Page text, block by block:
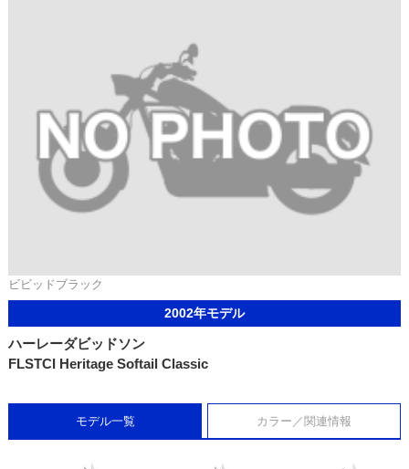
ビビッドブラック
2002年モデル
ハーレーダビッドソン
FLSTCI Heritage Softail Classic
モデル一覧 カラー／関連情報